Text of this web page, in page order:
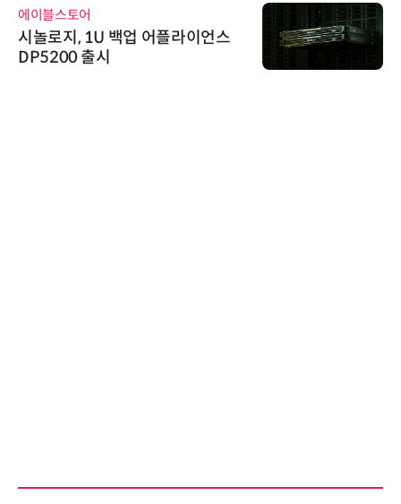
스
와이즈스톤, 마틸로에이아이
티모달 생물자원 빅데이터'에
인증 최고 등급 수여